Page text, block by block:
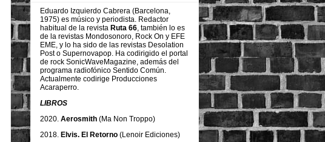
Eduardo Izquierdo Cabrera (Barcelona,
1975) es músico y periodista. Redactor
habitual de la revista Ruta 66, también lo es
de la revistas Mondosonoro, Rock On y EFE
EME, y lo ha sido de las revistas Desolation
Posto Supernovapop. Ha codirigido el portal
de rock SonicWaveMagazine, además del
programa radiofónico Sentido Común.
Actualmente codirige Producciones
Acaraperro.
LIBROS
2020. Aerosmith (Ma Non Troppo)
2018. Elvis. El Retorno (Lenoir Ediciones)